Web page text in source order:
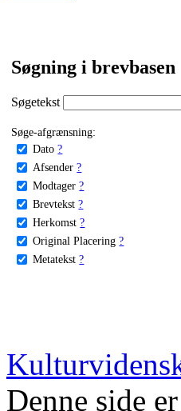
Søgning i brevbasen
Søgetekst
Søge-afgrænsning:
Dato ?
Afsender ?
Modtager ?
Brevtekst ?
Herkomst ?
Original Placering ?
Metatekst ?
Denne side